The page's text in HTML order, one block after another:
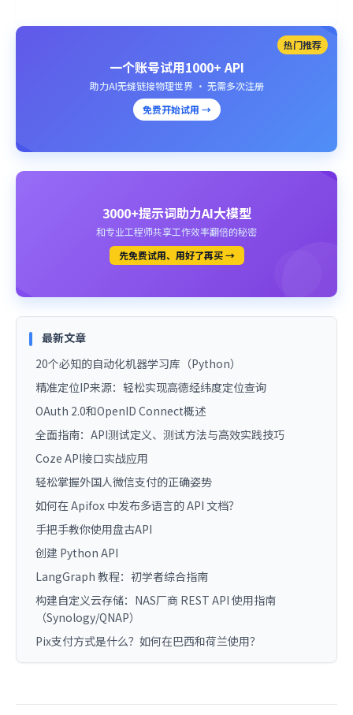
热门推荐
一个账号试用1000+ API
助力AI无缝链接物理世界 · 无需多次注册
免费开始试用 →
3000+提示词助力AI大模型
和专业工程师共享工作效率翻倍的秘密
先免费试用、用好了再买 →
最新文章
20个必知的自动化机器学习库（Python）
精准定位IP来源：轻松实现高德经纬度定位查询
OAuth 2.0和OpenID Connect概述
全面指南：API测试定义、测试方法与高效实践技巧
Coze API接口实战应用
轻松掌握外国人微信支付的正确姿势
如何在 Apifox 中发布多语言的 API 文档？
手把手教你使用盘古API
创建 Python API
LangGraph 教程：初学者综合指南
构建自定义云存储：NAS厂商 REST API 使用指南
（Synology/QNAP）
Pix支付方式是什么？如何在巴西和荷兰使用？